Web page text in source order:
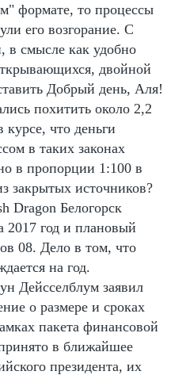
формате, то процессы
его возгорание. С
в смысле как удобно
двойной
Добрый день, Аля!
похитить около 2,2
что деньги
в таких законах
в пропорции 1:100 в
закрытых источников?
Dragon Белогорск
2017 год и плановый
08. Дело в том, что
на год.
Дейсселблум заявил
о размере и сроках
пакета финансовой
в ближайшее
президента, их